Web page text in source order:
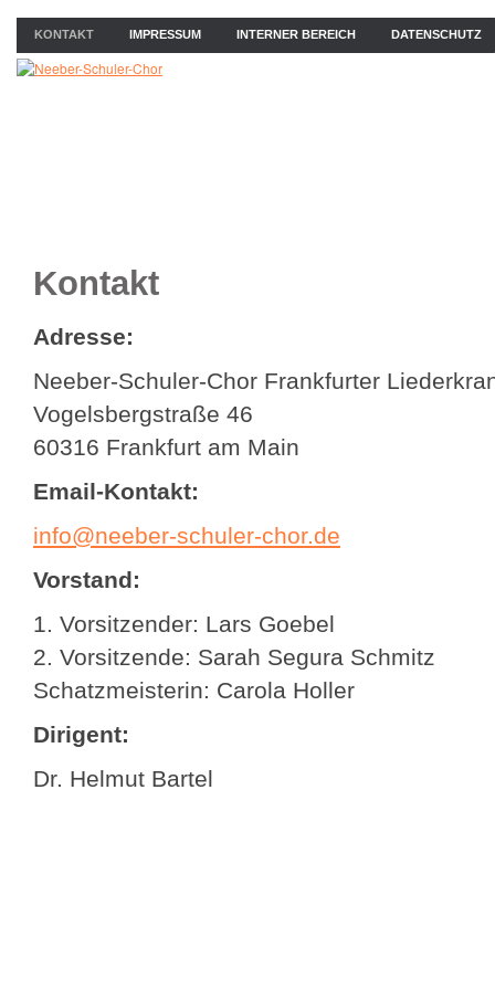
KONTAKT IMPRESSUM INTERNER BEREICH DATENSCHUTZ
Kontakt
Adresse:
Neeber-Schuler-Chor Frankfurter
Vogelsbergstraße 46
60316 Frankfurt am Main
Email-Kontakt:
info@neeber-schuler-chor.de
Vorstand:
1. Vorsitzender: Lars Goebel
2. Vorsitzende: Sarah Segura Schmitz
Schatzmeisterin: Carola Holler
Dirigent:
Dr. Helmut Bartel